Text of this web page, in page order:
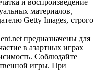
материалов,
Getty Images, строго
предназначены для
в азартных играх
Соблюдайте
игры. При